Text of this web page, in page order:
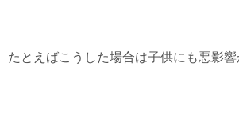
たとえばこうした場合は子供にも悪影響